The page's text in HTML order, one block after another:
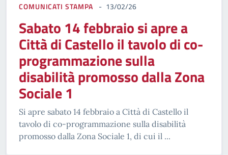
COMUNICATI STAMPA 13/02/26
Sabato 14 febbraio si apre a
Città di Castello il tavolo di co-
programmazione sulla
disabilità promosso dalla Zona
Sociale 1
Si apre sabato 14 febbraio a Città di Castello il
tavolo di co-programmazione sulla disabilità
promosso dalla Zona Sociale 1, di cui il ...